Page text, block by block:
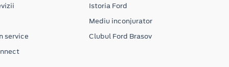
service
Istoria Ford
Mediu inconjurator
Clubul Ford Brasov